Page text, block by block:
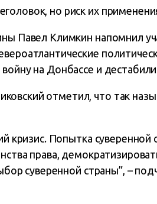
но риск их
Павел Климкин напомнил
на Донбассе и
отметил, что так
кризис. Попытка
права,
суверенной страны”, –